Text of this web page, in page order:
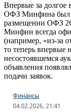
Впервые за долгое
ОФЗ Минфина был
размещении ОФЗ
Минфин всегда
(например, «из-за
то теперь впервые
несостоявшемся
объявления
подачи заявок.